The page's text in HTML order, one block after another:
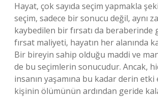
Hayat, çok sayıda seçim yapmakla
seçim, sadece bir sonucu değil, aynı
kaybedilen bir fırsatı da beraberinde
fırsat maliyeti, hayatın her alanında
Bir bireyin sahip olduğu maddi ve
de bu seçimlerin sonucudur. Ancak,
insanın yaşamına bu kadar derin etki
kişinin ölümünün ardından geride